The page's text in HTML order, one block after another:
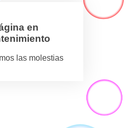
en
las molestias